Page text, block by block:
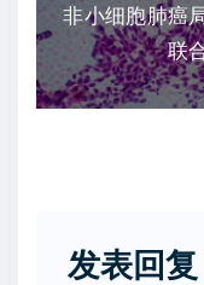
非小细胞肺癌
联
发表回复